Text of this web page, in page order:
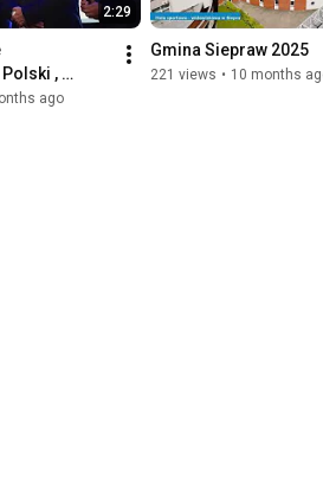
2:29
,
2025
ago
Gmina Siepraw 2025
221 views • 10 months